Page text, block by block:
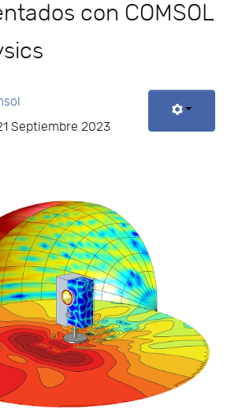
con COMSOL
Septiembre 2023